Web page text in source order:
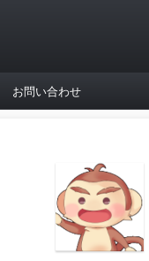
お問い合わせ